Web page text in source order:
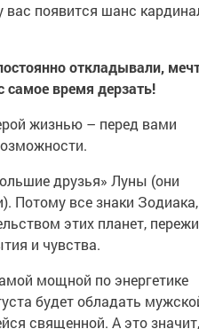
вас появится шанс
откладывали,
самое время дерзать!
жизнью – перед вами
друзья» Луны (они
Потому все знаки Зодиака,
этих планет,
и чувства.
мощной по энергетике
будет обладать
священной. А это